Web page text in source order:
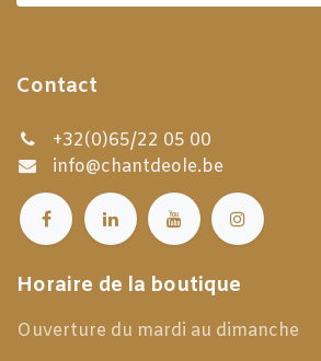
Contact
+32(0)65/22 05 00
info@chantdeole.be
Horaire de la boutique
Ouverture du mardi au dimanche